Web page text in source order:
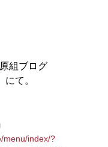
組ブログ
にて。
menu/index/?